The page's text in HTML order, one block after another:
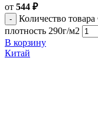
от 544 ₽
Количество
плотность 290г/м2
В корзину
Китай